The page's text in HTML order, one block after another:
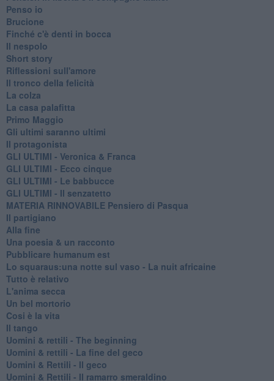
Penso io
Brucione
Finché c'è denti in bocca
Il nespolo
Short story
Riflessioni sull'amore
Il tronco della felicità
La colza
La casa palafitta
Primo Maggio
Gli ultimi saranno ultimi
Il protagonista
GLI ULTIMI - Veronica & Franca
GLI ULTIMI - Ecco cinque
GLI ULTIMI - Le babbucce
GLI ULTIMI - Il senzatetto
MATERIA RINNOVABILE Pensiero di Pasqua
Il partigiano
Alla fine
Una poesia & un racconto
Pubblicare humanum est
Lo squaraus:una notte sul vaso - La nuit africaine
Tutto è relativo
L'anima secca
Un bel mortorio
Cosi è la vita
Il tango
​Uomini & rettili - The beginning
​Uomini & rettili - La fine del geco
Uomini & Rettili - Il geco
Uomini & Rettili - Il ramarro smeraldino